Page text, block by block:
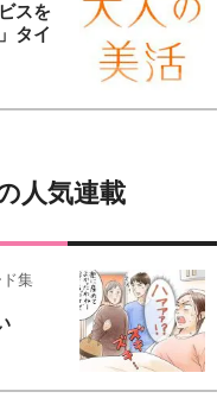
スを
タイ
人気連載
集